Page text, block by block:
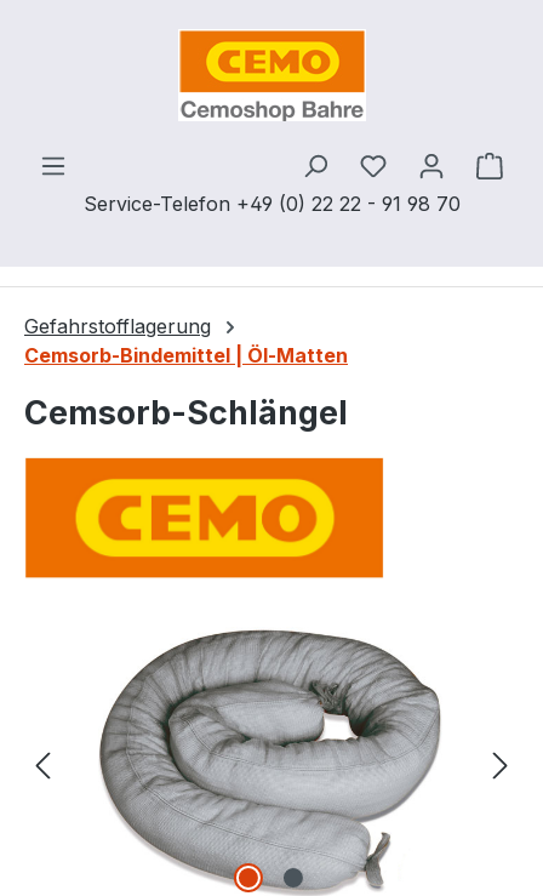
Zum Hauptinhalt springen
Service-Telefon +49 (0) 22 22 - 91 98 70
Du hast 0
Gefahrstofflagerung
Cemsorb-Bindemittel | Öl-Matten
Cemsorb-Schlängel
Bildergalerie überspringen